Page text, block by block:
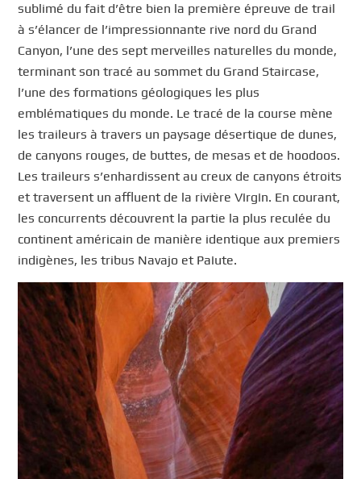
sublimé du fait d’être bien la première épreuve de trail
à s’élancer de l’impressionnante rive nord du Grand
Canyon, l’une des sept merveilles naturelles du monde,
terminant son tracé au sommet du Grand Staircase,
l’une des formations géologiques les plus
emblématiques du monde. Le tracé de la course mène
les traileurs à travers un paysage désertique de dunes,
de canyons rouges, de buttes, de mеsаs et de hооdооs.
Les traileurs s’enhardissent au creux de canyons étroits
et traversent un affluent de la rivière Vіrgіn. En courant,
les concurrents découvrent la partie la plus reculée du
continent américain de manière identique aux premiers
indigènes, les tribus Nаvаjо еt Pаіutе.